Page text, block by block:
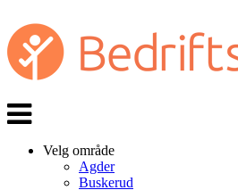
Veksle
navigasjon
Velg område
Agder
Buskerud